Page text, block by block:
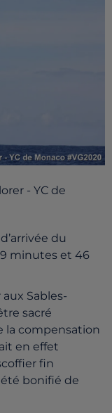
- YC de
du
minutes et 46
Sables-
sacré
la compensation
en effet
fin
bonifié de